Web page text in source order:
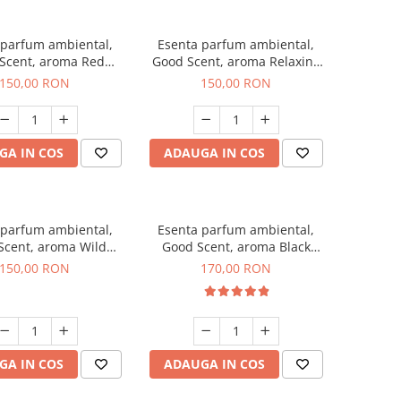
ambiental,
aroma Red
200 g
150,00 RON
IN COS
Esenta parfum ambiental,
Good Scent, aroma Relaxing
Lavender 200 g
150,00 RON
ADAUGA IN COS
ambiental,
aroma Wild
200 g
150,00 RON
IN COS
Esenta parfum ambiental,
Good Scent, aroma Black
Orchid, 200 g
170,00 RON
ADAUGA IN COS